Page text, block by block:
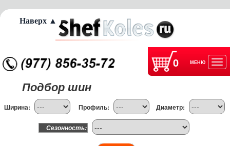
0 МЕНЮ
Подбор шин
Ширина: Профиль: Диаметр:
Сезонность:
Наверх ▲